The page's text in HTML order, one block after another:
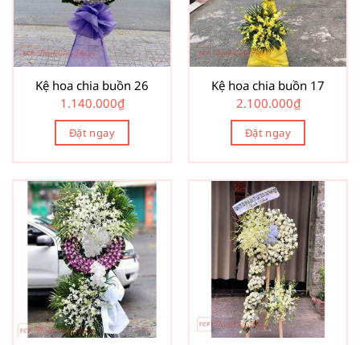
Kệ hoa chia buồn 26
1.140.000₫
Đặt ngay
Kệ hoa chia buồn 17
2.100.000₫
Đặt ngay